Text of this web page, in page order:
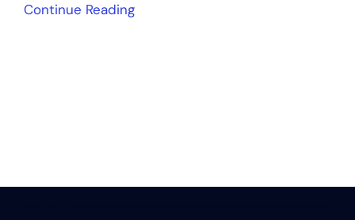
Continue Reading